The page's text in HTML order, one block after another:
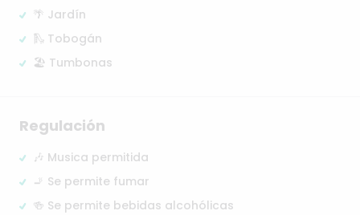
🌴 Jardín
🛝 Tobogán
🏖️ Tumbonas
Regulación
🎶 Musica permitida
🚬 Se permite fumar
🍻 Se permite bebidas alcohólicas